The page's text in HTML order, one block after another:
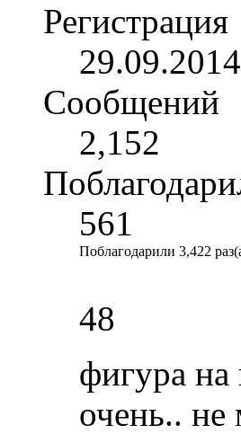
Регистрация
29.09.2014
Сообщений
2,152
561
Поблагодарили 3,422
48
фигура на
очень.. не